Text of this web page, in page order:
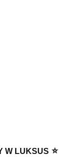
W LUKSUS ⭐️